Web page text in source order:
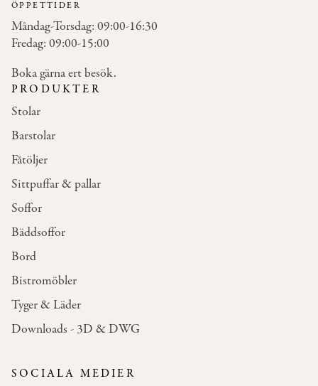
ÖPPETTIDER
Måndag-Torsdag: 09:00-16:30
Fredag: 09:00-15:00
Boka gärna ert besök.
PRODUKTER
Stolar
Barstolar
Fåtöljer
Sittpuffar & pallar
Soffor
Bäddsoffor
Bord
Bistromöbler
Tyger & Läder
Downloads - 3D & DWG
SOCIALA MEDIER